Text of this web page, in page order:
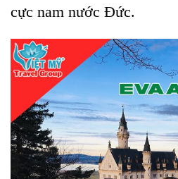
cực nam nước Đức.